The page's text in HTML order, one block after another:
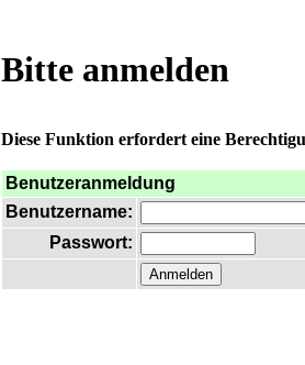
Bitte anmelden
Diese Funktion erfordert eine
Benutzeranmeldung
Benutzername:
Passwort: